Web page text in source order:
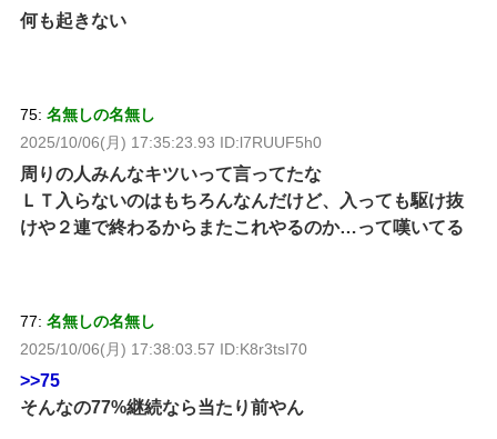
何も起きない
75: 名無しの名無し
2025/10/06(月) 17:35:23.93 ID:l7RUUF5h0
周りの人みんなキツいって言ってたな
ＬＴ入らないのはもちろんなんだけど、入っても駆け抜
けや２連で終わるからまたこれやるのか…って嘆いてる
77: 名無しの名無し
2025/10/06(月) 17:38:03.57 ID:K8r3tsI70
>>75
そんなの77%継続なら当たり前やん